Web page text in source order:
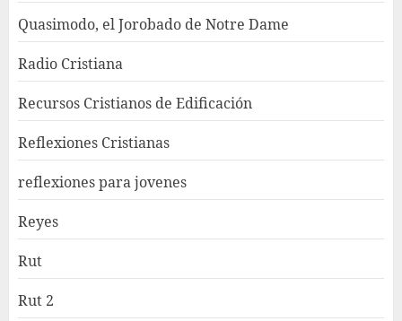
Quasimodo, el Jorobado de Notre Dame
Radio Cristiana
Recursos Cristianos de Edificación
Reflexiones Cristianas
reflexiones para jovenes
Reyes
Rut
Rut 2